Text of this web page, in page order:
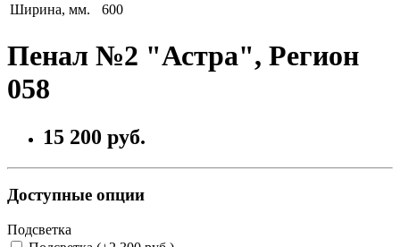
Ширина, мм.
600
Пенал №2 "Астра", Регион
058
15 200 руб.
Доступные опции
Подсветка